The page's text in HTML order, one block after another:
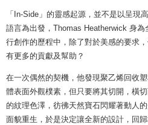
「In-Side」的靈感起源，並不是以呈現
語言為出發，Thomas Heatherwick 身
行創作的歷程中，除了對於美感的要求
有更多的貢獻及幫助？
在一次偶然的契機，他發現聚乙烯回收
體表面外觀樸素，但只要將其切開，橫
的紋理色澤，彷彿天然寶石閃耀著動人
面貌重生，於是決定讓全新的設計，回